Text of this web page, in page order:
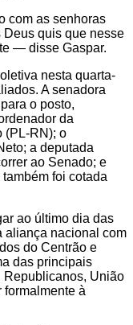
com as senhoras
Deus quis que nesse
— disse Gaspar.
nesta quarta-
A senadora
o posto,
da
(PL-RN); o
a deputada
ao Senado; e
foi cotada
ao último dia das
aliança nacional com
do Centrão e
das principais
Republicanos, União
formalmente à